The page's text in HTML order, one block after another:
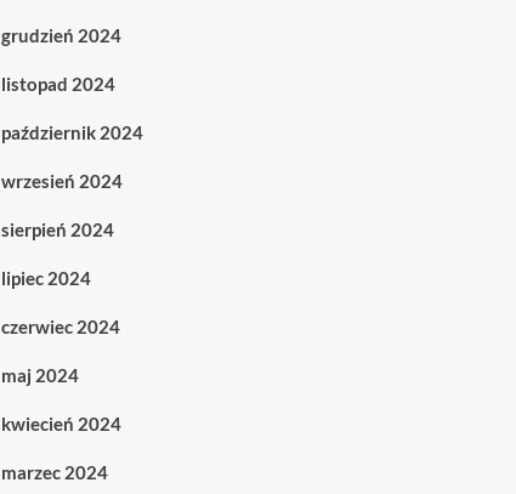
grudzień 2024
listopad 2024
październik 2024
wrzesień 2024
sierpień 2024
lipiec 2024
czerwiec 2024
maj 2024
kwiecień 2024
marzec 2024